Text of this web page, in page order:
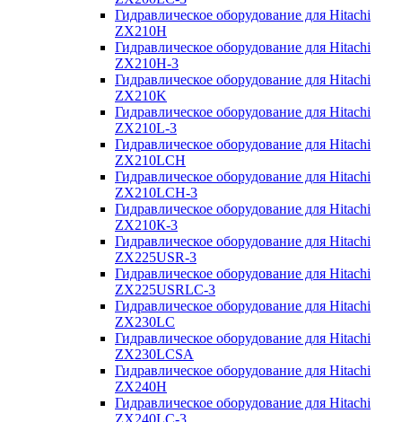
Гидравлическое оборудование для Hitachi
ZX210H
Гидравлическое оборудование для Hitachi
ZX210H-3
Гидравлическое оборудование для Hitachi
ZX210K
Гидравлическое оборудование для Hitachi
ZX210L-3
Гидравлическое оборудование для Hitachi
ZX210LCH
Гидравлическое оборудование для Hitachi
ZX210LCH-3
Гидравлическое оборудование для Hitachi
ZX210К-3
Гидравлическое оборудование для Hitachi
ZX225USR-3
Гидравлическое оборудование для Hitachi
ZX225USRLC-3
Гидравлическое оборудование для Hitachi
ZX230LC
Гидравлическое оборудование для Hitachi
ZX230LCSA
Гидравлическое оборудование для Hitachi
ZX240H
Гидравлическое оборудование для Hitachi
ZX240LC-3